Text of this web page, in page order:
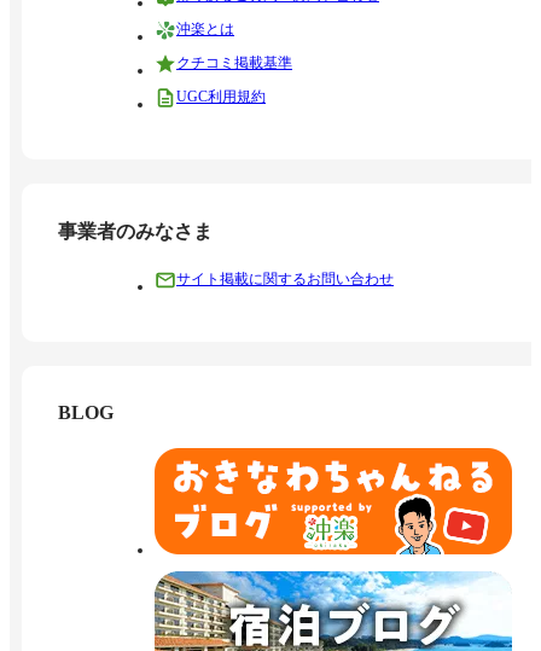
沖楽とは
クチコミ掲載基準
UGC利用規約
事業者のみなさま
サイト掲載に関するお問い合わせ
BLOG